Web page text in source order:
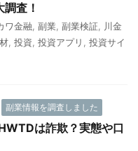
査！
ワ金融 副業 副業検証
川金
投資 投資アプリ
投資サイ
副業情報を調査しました
は詐欺？実態や口